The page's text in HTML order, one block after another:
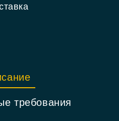
требования